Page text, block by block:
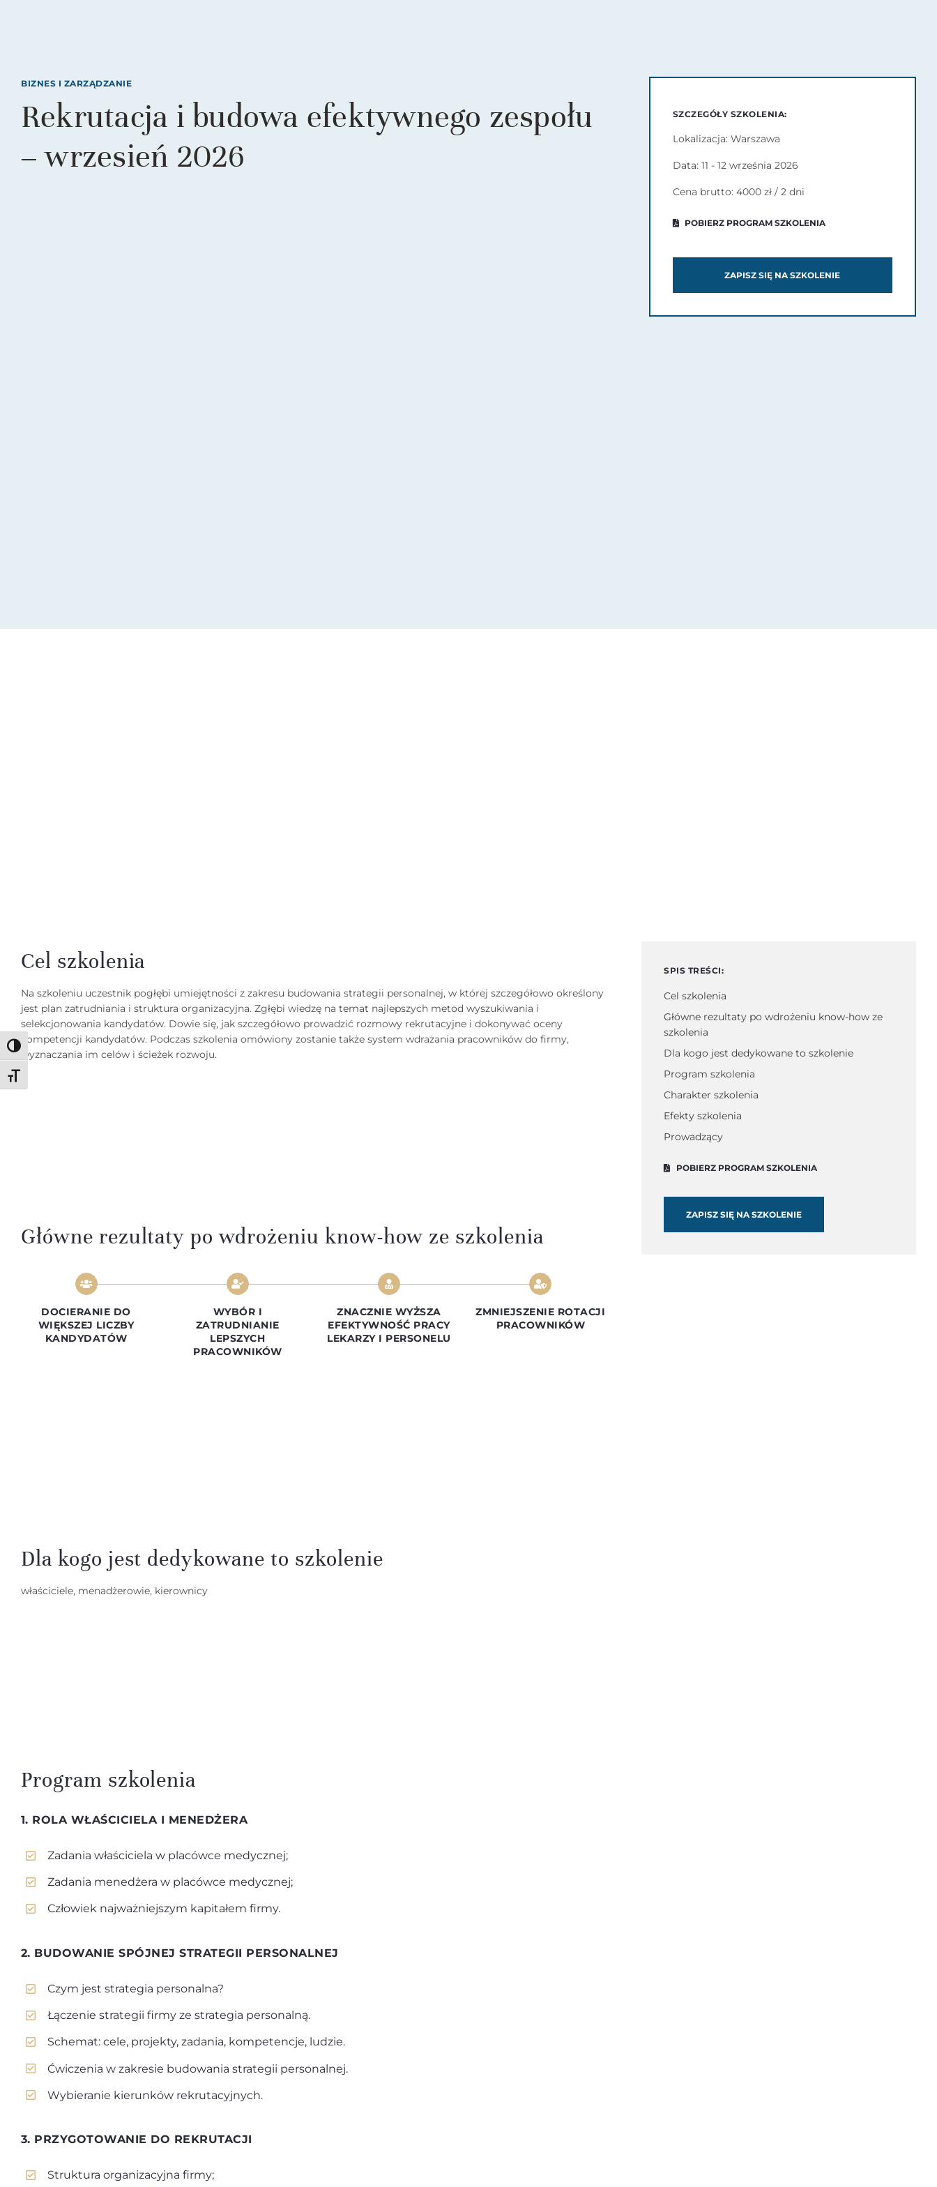
Toggle High Contrast
Toggle Font size
BIZNES I ZARZĄDZANIE
Rekrutacja i budowa efektywnego zespołu
– wrzesień 2026
SZCZEGÓŁY SZKOLENIA:
Lokalizacja: Warszawa
Data: 11 - 12 września 2026
Cena brutto: 4000 zł / 2 dni
POBIERZ PROGRAM SZKOLENIA
ZAPISZ SIĘ NA SZKOLENIE
Cel szkolenia
Na szkoleniu uczestnik pogłębi umiejętności z zakresu budowania strategii personalnej, w której szczegółowo określony
jest plan zatrudniania i struktura organizacyjna. Zgłębi wiedzę na temat najlepszych metod wyszukiwania i
selekcjonowania kandydatów. Dowie się, jak szczegółowo prowadzić rozmowy rekrutacyjne i dokonywać oceny
kompetencji kandydatów. Podczas szkolenia omówiony zostanie także system wdrażania pracowników do firmy,
wyznaczania im celów i ścieżek rozwoju.
Główne rezultaty po wdrożeniu know-how ze szkolenia
DOCIERANIE DO
WIĘKSZEJ LICZBY
KANDYDATÓW
WYBÓR I
ZATRUDNIANIE
LEPSZYCH
PRACOWNIKÓW
ZNACZNIE WYŻSZA
EFEKTYWNOŚĆ PRACY
LEKARZY I PERSONELU
ZMNIEJSZENIE ROTACJI
PRACOWNIKÓW
Dla kogo jest dedykowane to szkolenie
właściciele, menadżerowie, kierownicy
Program szkolenia
1. ROLA WŁAŚCICIELA I MENEDŻERA
Zadania właściciela w placówce medycznej;
Zadania menedżera w placówce medycznej;
Człowiek najważniejszym kapitałem firmy.
2. BUDOWANIE SPÓJNEJ STRATEGII PERSONALNEJ
Czym jest strategia personalna?
Łączenie strategii firmy ze strategia personalną.
Schemat: cele, projekty, zadania, kompetencje, ludzie.
Ćwiczenia w zakresie budowania strategii personalnej.
Wybieranie kierunków rekrutacyjnych.
3. PRZYGOTOWANIE DO REKRUTACJI
Struktura organizacyjna firmy;
SPIS TREŚCI:
Cel szkolenia
Główne rezultaty po wdrożeniu know-how ze
szkolenia
Dla kogo jest dedykowane to szkolenie
Program szkolenia
Charakter szkolenia
Efekty szkolenia
Prowadzący
POBIERZ PROGRAM SZKOLENIA
ZAPISZ SIĘ NA SZKOLENIE